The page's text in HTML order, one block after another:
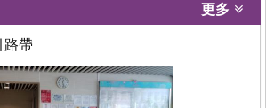
更多
路帶